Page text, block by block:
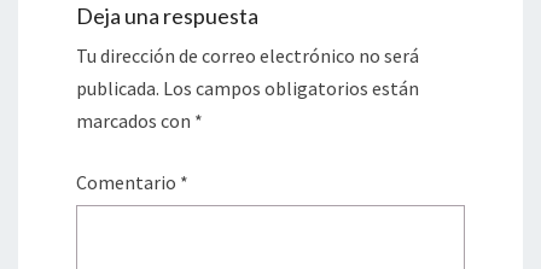
Deja una respuesta
Tu dirección de correo electrónico no será
publicada. Los campos obligatorios están
marcados con *
Comentario *